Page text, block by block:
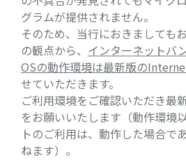
グラムが提供されません。
そのため、当行におきましても
の観点から、 インターネットバ
OSの動作環境は最新版の
せていただきます。
ご利用環境をご確認いただき最
をお願いいたします（動作環境
トのご利用は、動作した場合で
ねます）。